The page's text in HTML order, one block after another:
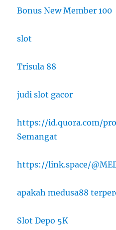
Bonus New Member 100
slot
Trisula 88
judi slot gacor
https://id.quora.com/
Semangat
https://link.space/
apakah medusa88
Slot Depo 5K